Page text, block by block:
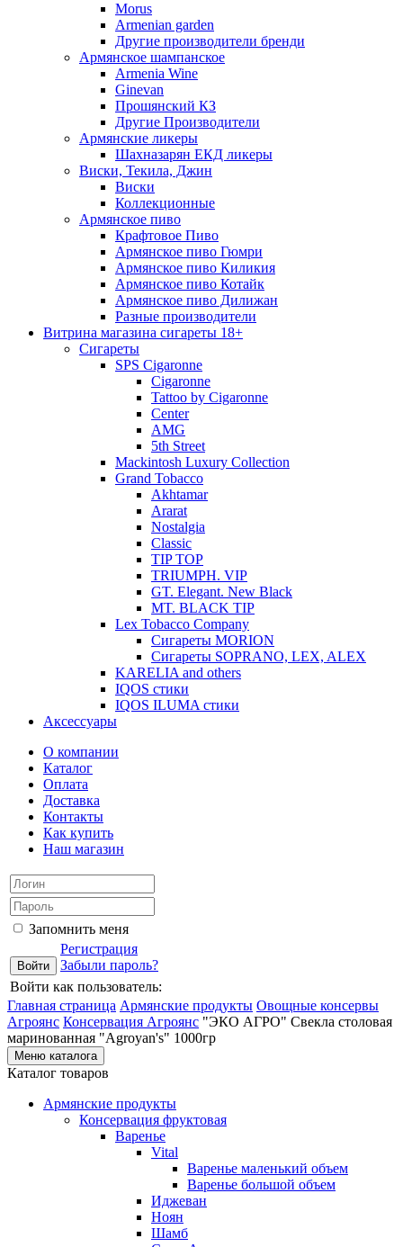
Morus
Armenian garden
Другие производители бренди
Армянское шампанское
Armenia Wine
Ginevan
Прошянский КЗ
Другие Производители
Армянские ликеры
Шахназарян ЕКД ликеры
Виски, Текила, Джин
Виски
Коллекционные
Армянское пиво
Крафтовое Пиво
Армянское пиво Гюмри
Армянское пиво Киликия
Армянское пиво Котайк
Армянское пиво Дилижан
Разные производители
Витрина магазина сигареты 18+
Cигареты
SPS Cigaronne
Сigaronne
Tattoo by Cigaronne
Center
AMG
5th Street
Mackintosh Luxury Collection
Grand Tobacco
Akhtamar
Ararat
Nostalgia
Classic
TIP TOP
TRIUMPH. VIP
GT. Elegant. New Black
MT. BLACK TIP
Lex Tobacco Company
Сигареты MORION
Сигареты SOPRANO, LEX, ALEX
KARELIA and others
IQOS стики
IQOS ILUMA стики
Аксессуары
О компании
Каталог
Оплата
Доставка
Контакты
Как купить
Наш магазин
Запомнить меня
Регистрация
Забыли пароль?
Войти как пользователь:
Главная страница Армянские продукты Овощные консервы
Агроянс Консервация Агроянс "ЭКО АГРО" Свекла столовая
маринованная "Agroyan's" 1000гр
Меню каталога
Каталог товаров
Армянские продукты
Консервация фруктовая
Варенье
Vital
Варенье маленький объем
Варенье большой объем
Иджеван
Ноян
Шамб